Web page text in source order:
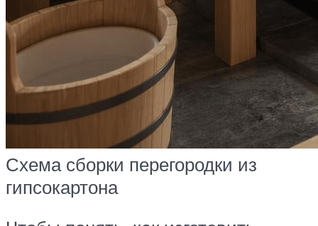
Схема сборки перегородки из
гипсокартона